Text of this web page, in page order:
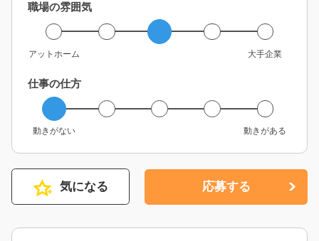
職場の雰囲気
アットホーム 大手企業
仕事の仕方
動きがない 動きがある
気になる 応募する